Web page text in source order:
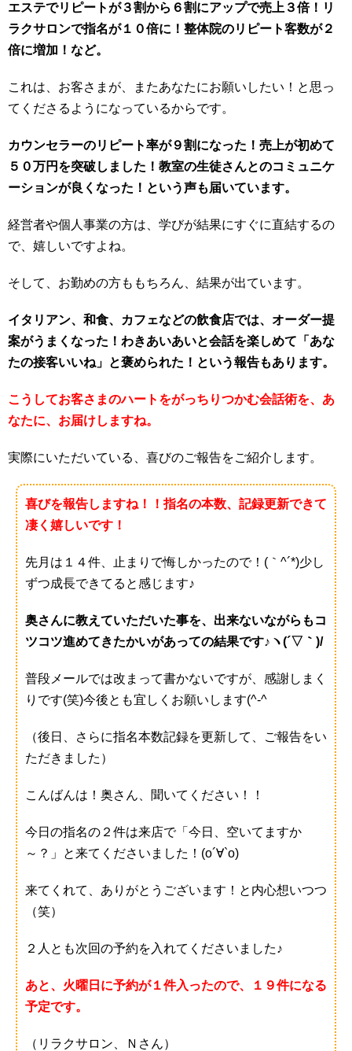
エステでリピートが３割から６割にアップで売上３倍！リ
ラクサロンで指名が１０倍に！整体院のリピート客数が２
倍に増加！など。
これは、お客さまが、またあなたにお願いしたい！と思っ
てくださるようになっているからです。
カウンセラーのリピート率が９割になった！売上が初めて
５０万円を突破しました！教室の生徒さんとのコミュニケ
ーションが良くなった！という声も届いています。
経営者や個人事業の方は、学びが結果にすぐに直結するの
で、嬉しいですよね。
そして、お勤めの方ももちろん、結果が出ています。
イタリアン、和食、カフェなどの飲食店では、オーダー提
案がうまくなった！わきあいあいと会話を楽しめて「あな
たの接客いいね」と褒められた！という報告もあります。
こうしてお客さまのハートをがっちりつかむ会話術を、あ
なたに、お届けしますね。
実際にいただいている、喜びのご報告をご紹介します。
喜びを報告しますね！！指名の本数、記録更新できて
凄く嬉しいです！
先月は１４件、止まりで悔しかったので！(｀^´*)少し
ずつ成長できてると感じます♪
奥さんに教えていただいた事を、出来ないながらもコ
ツコツ進めてきたかいがあっての結果です♪ヽ(´▽｀)/
普段メールでは改まって書かないですが、感謝しまく
りです(笑)今後とも宜しくお願いします(^-^ゞ
（後日、さらに指名本数記録を更新して、ご報告をい
ただきました）
こんばんは！奥さん、聞いてください！！
今日の指名の２件は来店で「今日、空いてますか
～？」と来てくださいました！(о´∀`о)
来てくれて、ありがとうございます！と内心想いつつ
（笑）
２人とも次回の予約を入れてくださいました♪
あと、火曜日に予約が１件入ったので、１９件になる
予定です。
（リラクサロン、Ｎさん）